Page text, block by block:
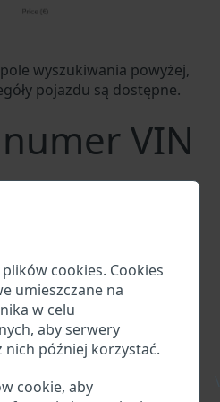
cookies. Cookies
umieszczane na
w celu
aby serwery
nich później korzystać.
cookie, aby
wyszukiwania powyżej,
pojazdu są dostępne.
VIN
każdemu pojazdowi
numerem
Numer VIN składa się z
zawierających
pojeździe.
motoryzacyjnej
MGa